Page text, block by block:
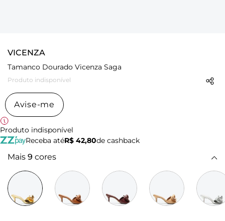
VICENZA
Tamanco Dourado Vicenza Saga
Produto indisponível
Avise-me
Produto indisponível
Receba atéR$ 42,80de cashback
Mais 9 cores